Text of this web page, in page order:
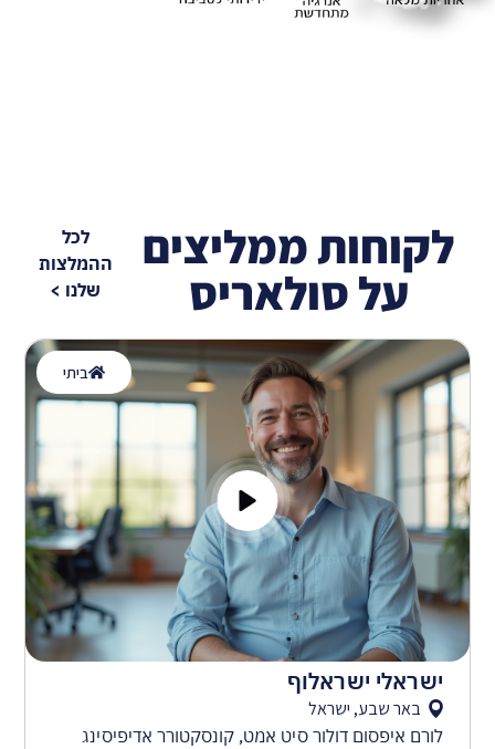
לקוחות ממליצים
על סולאריס
לכל
ההמלצות
שלנו >
ביתי
ישראלי ישראלוף
באר שבע, ישראל
לורם איפסום דולור סיט אמט, קונסקטורר אדיפיסינג